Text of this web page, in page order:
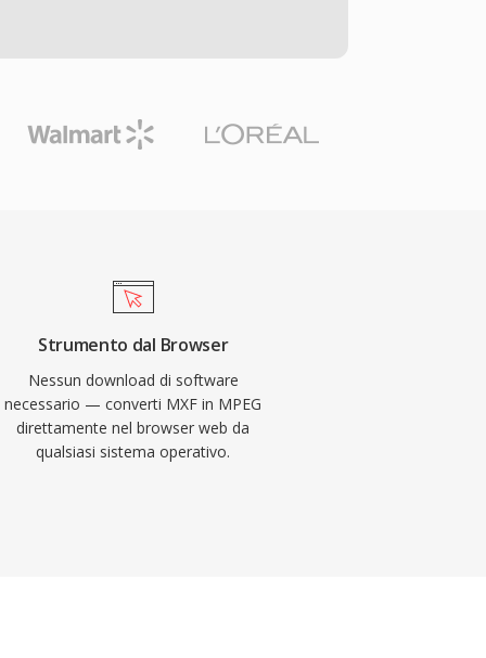
Strumento dal Browser
Nessun download di software
necessario — converti MXF in MPEG
direttamente nel browser web da
qualsiasi sistema operativo.